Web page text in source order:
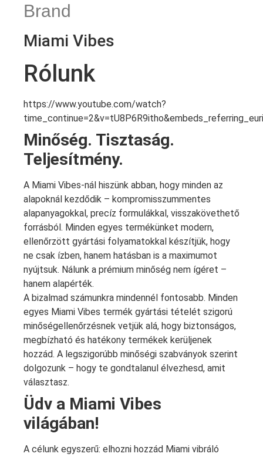
Brand
Miami Vibes
Rólunk
https://www.youtube.com/watch?
Minőség. Tisztaság.
Teljesítmény.
A Miami Vibes-nál hiszünk abban, hogy minden az
alapoknál kezdődik – kompromisszummentes
alapanyagokkal, precíz formulákkal, visszakövethető
forrásból. Minden egyes termékünket modern,
ellenőrzött gyártási folyamatokkal készítjük, hogy
ne csak ízben, hanem hatásban is a maximumot
nyújtsuk. Nálunk a prémium minőség nem ígéret –
hanem alapérték.
A bizalmad számunkra mindennél fontosabb. Minden
egyes Miami Vibes termék gyártási tételét szigorú
minőségellenőrzésnek vetjük alá, hogy biztonságos,
megbízható és hatékony termékek kerüljenek
hozzád. A legszigorúbb minőségi szabványok szerint
dolgozunk – hogy te gondtalanul élvezhesd, amit
választasz.
Üdv a Miami Vibes
világában!
A célunk egyszerű: elhozni hozzád Miami vibráló